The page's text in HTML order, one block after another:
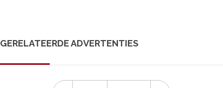
GERELATEERDE ADVERTENTIES